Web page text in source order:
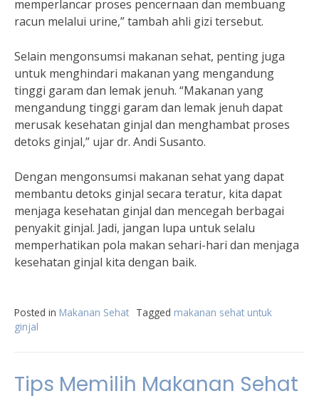
memperlancar proses pencernaan dan membuang
racun melalui urine,” tambah ahli gizi tersebut.
Selain mengonsumsi makanan sehat, penting juga
untuk menghindari makanan yang mengandung
tinggi garam dan lemak jenuh. “Makanan yang
mengandung tinggi garam dan lemak jenuh dapat
merusak kesehatan ginjal dan menghambat proses
detoks ginjal,” ujar dr. Andi Susanto.
Dengan mengonsumsi makanan sehat yang dapat
membantu detoks ginjal secara teratur, kita dapat
menjaga kesehatan ginjal dan mencegah berbagai
penyakit ginjal. Jadi, jangan lupa untuk selalu
memperhatikan pola makan sehari-hari dan menjaga
kesehatan ginjal kita dengan baik.
Posted in Makanan Sehat Tagged makanan sehat untuk
ginjal
Tips Memilih Makanan Sehat